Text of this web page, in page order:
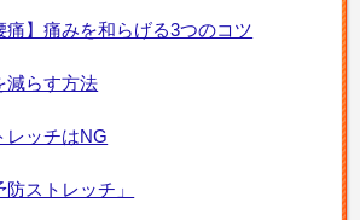
痛】痛みを和らげる3つのコツ
減らす方法
レッチはNG
ストレッチ」